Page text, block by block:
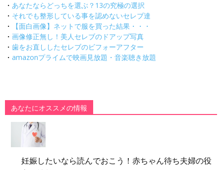
・ あなたならどっちを選ぶ？13の究極の選択
・ それでも整形している事を認めないセレブ達
・
【面白画像】ネットで服を買った結果・・・
・ 画像修正無し！美人セレブのドアップ写真
・ 歯をお直ししたセレブのビフォーアフター
・ amazonプライムで映画見放題・音楽聴き放題
あなたにオススメの情報
妊娠したいなら読んでおこう！赤ちゃん待ち夫婦の役